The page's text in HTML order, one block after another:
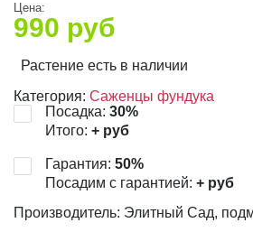
Цена:
990 руб
Растение есть в наличии
Категория: Саженцы фундука
Посадка: 30%
Итого: + руб
Гарантия: 50%
Посадим с гарантией: + руб
Производитель: Элитный Сад,